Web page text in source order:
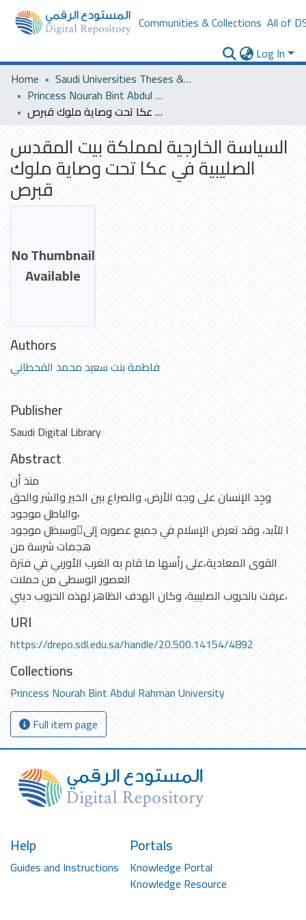
Communities & Collections All of
Log In
Home
Saudi Universities Theses & Dissertations
Princess Nourah Bint Abdul Rahman University
السياسة الخارجية لمملكة بيت المقدس الصليبية في عكا تحت وصاية ملوك قبرص
السياسة الخارجية لمملكة بيت المقدس
الصليبية في عكا تحت وصاية ملوك
قبرص
No Thumbnail
Available
Authors
فاطمة بنت سعيد محمد القحطاني
Publisher
Saudi Digital Library
Abstract
منذ أن
وجِد الإنسان على وجه الأرض، والصراع بين الخير والشر والحق
والباطل موجود،
وسيظل موجودا للأبد، وقد تعرض الإسلام في جميع عصوره إلى
هجمات شرسة من
القوى المعادية،على رأسها ما قام به الغرب الأوربي في فترة
العصور الوسطى من حملات
عرفت بالحروب الصليبية، وكان الهدف الظاهر لهذه الحروب ديني،
URI
https://drepo.sdl.edu.sa/handle/20.500.14154/4892
Collections
Princess Nourah Bint Abdul Rahman University
Full item page
Help
Guides and Instructions
Portals
Knowledge Portal
Knowledge Resource